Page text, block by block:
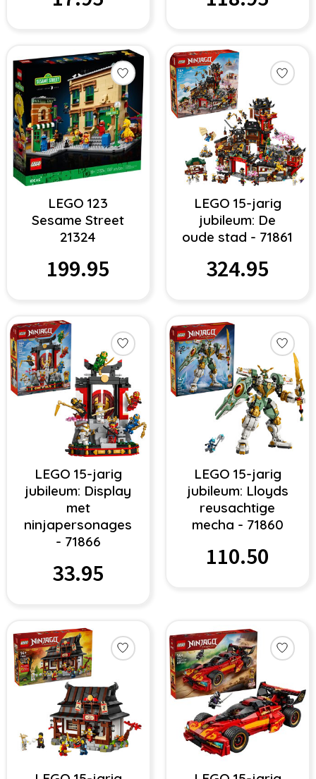
LEGO 123
Sesame Street
21324
199.95
LEGO 15-jarig
jubileum: De
oude stad - 71861
324.95
LEGO 15-jarig
jubileum: Display
met
ninjapersonages
- 71866
33.95
LEGO 15-jarig
jubileum: Lloyds
reusachtige
mecha - 71860
110.50